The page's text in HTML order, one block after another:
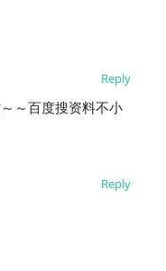
Reply
～百度搜资料不小
Reply